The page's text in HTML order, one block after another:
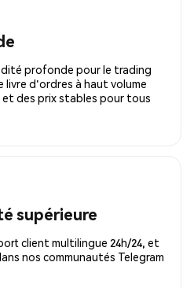
profonde pour le trading
d'ordres à haut volume
des prix stables pour tous
supérieure
client multilingue 24h/24, et
nos communautés Telegram